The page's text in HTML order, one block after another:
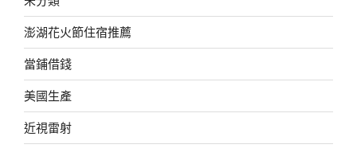
澎湖花火節住宿推薦
當鋪借錢
美國生產
近視雷射